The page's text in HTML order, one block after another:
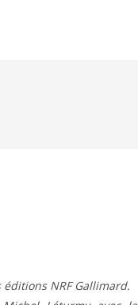
NRF Gallimard.